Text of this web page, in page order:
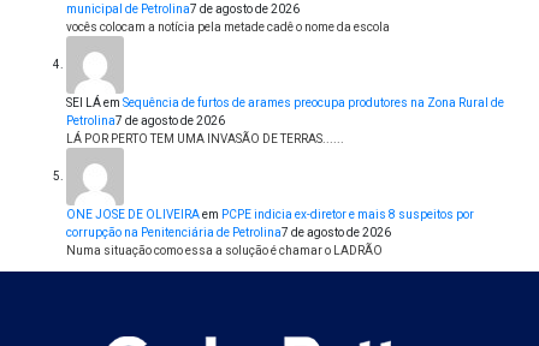
municipal de Petrolina7 de agosto de 2026
vocês colocam a notícia pela metade cadê o nome da escola
SEI LÁem Sequência de furtos de arames preocupa produtores na Zona Rural de
Petrolina7 de agosto de 2026
LÁ POR PERTO TEM UMA INVASÃO DE TERRAS......
ONE JOSE DE OLIVEIRAem PCPE indicia ex-diretor e mais 8 suspeitos por
corrupção na Penitenciária de Petrolina7 de agosto de 2026
Numa situação como essa a solução é chamar o LADRÃO